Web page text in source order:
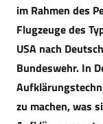
im Rahmen des
Flugzeuge des
USA nach
Bundeswehr. In
zu machen, was